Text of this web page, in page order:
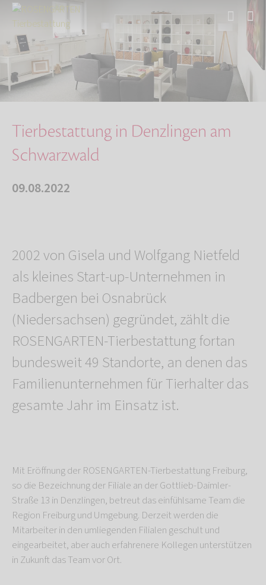
Start Über uns
Aktuelles
Tierbestattung in Denzlingen am Schwarzwald
Tierbestattung in Denzlingen am
Schwarzwald
09.08.2022
2002 von Gisela und Wolfgang Nietfeld
als kleines Start-up-Unternehmen in
Badbergen bei Osnabrück
(Niedersachsen) gegründet, zählt die
ROSENGARTEN-Tierbestattung fortan
bundesweit 49 Standorte, an denen das
Familienunternehmen für Tierhalter das
gesamte Jahr im Einsatz ist.
Mit Eröffnung der ROSENGARTEN-Tierbestattung Freiburg,
so die Bezeichnung der Filiale an der Gottlieb-Daimler-
Straße 13 in Denzlingen, betreut das einfühlsame Team die
Region Freiburg und Umgebung. Derzeit werden die
Mitarbeiter in den umliegenden Filialen geschult und
eingearbeitet, aber auch erfahrenere Kollegen unterstützen
in Zukunft das Team vor Ort.